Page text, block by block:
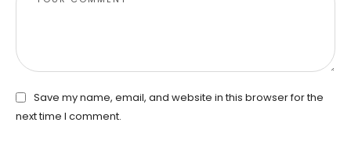
Save my name, email, and website in this browser for the
next time I comment.